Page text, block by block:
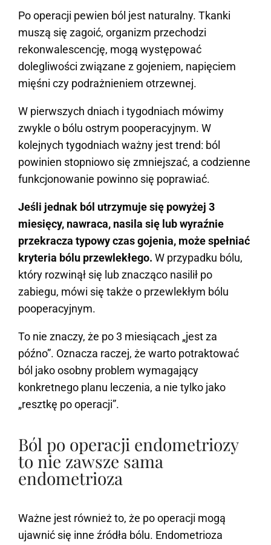
Po operacji pewien ból jest naturalny. Tkanki
muszą się zagoić, organizm przechodzi
rekonwalescencję, mogą występować
dolegliwości związane z gojeniem, napięciem
mięśni czy podrażnieniem otrzewnej.
W pierwszych dniach i tygodniach mówimy
zwykle o bólu ostrym pooperacyjnym. W
kolejnych tygodniach ważny jest trend: ból
powinien stopniowo się zmniejszać, a codzienne
funkcjonowanie powinno się poprawiać.
Jeśli jednak ból utrzymuje się powyżej 3
miesięcy, nawraca, nasila się lub wyraźnie
przekracza typowy czas gojenia, może spełniać
kryteria bólu przewlekłego. W przypadku bólu,
który rozwinął się lub znacząco nasilił po
zabiegu, mówi się także o przewlekłym bólu
pooperacyjnym.
To nie znaczy, że po 3 miesiącach „jest za
późno”. Oznacza raczej, że warto potraktować
ból jako osobny problem wymagający
konkretnego planu leczenia, a nie tylko jako
„resztkę po operacji”.
Ból po operacji endometriozy
to nie zawsze sama
endometrioza
Ważne jest również to, że po operacji mogą
ujawnić się inne źródła bólu. Endometrioza